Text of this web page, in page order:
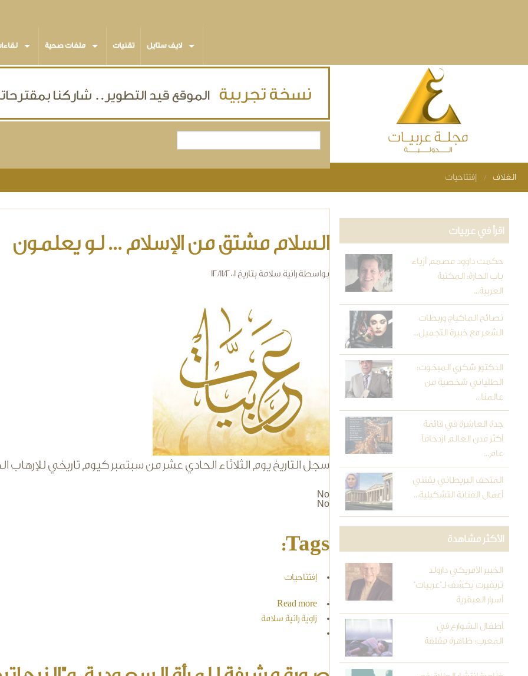
ملفات صحية تقنيات لايف ستايل
You are here
الغلاف إفتتاحيات
السلام مشتق من الإسلام ... لو يعلمون
بواسطة رانية سلامة بتاريخ 12/11/2001
arabiyat-cal.jpg
سجل التاريخ يوم الثلاثاء الحادي عشر من سبتمبر كيوم تاريخي للإرهاب
No
No
Tags:
إفتتاحيات
Read more
زاوية رانية سلامة
اقرأ في عربيات
حكمت داوود مصمم أزياء
باب الحارة: المكتبة
العربية...
نصائح الماكياج وربطات
الشعر مع خبيرة التجميل...
الدكتور شكري المبخوت:
الطلياني شخصية من
عالمنا...
جدة العاشرة في قائمة
أكثر مدن العالم ازدحاماً
عام...
المتحف البريطاني يقتني
أعمال الفنانة التشكيلية...
الأكثر مشاهدة
الخبير الأمريكي دارولد
تريفيرت يكشف لـ"عربيات"
أسرار العبقرية
أطفال الشوارع في
المغرب: ظاهرة مقلقة